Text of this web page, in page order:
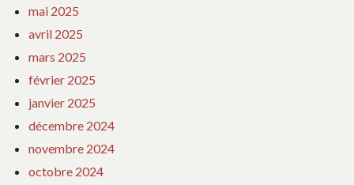
mai 2025
avril 2025
mars 2025
février 2025
janvier 2025
décembre 2024
novembre 2024
octobre 2024